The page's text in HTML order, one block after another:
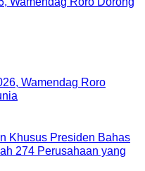
Khusus Presiden Bahas
274 Perusahaan yang